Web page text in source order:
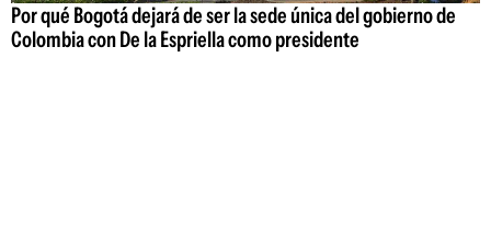
Por qué Bogotá dejará de ser la sede única del gobierno de
Colombia con De la Espriella como presidente